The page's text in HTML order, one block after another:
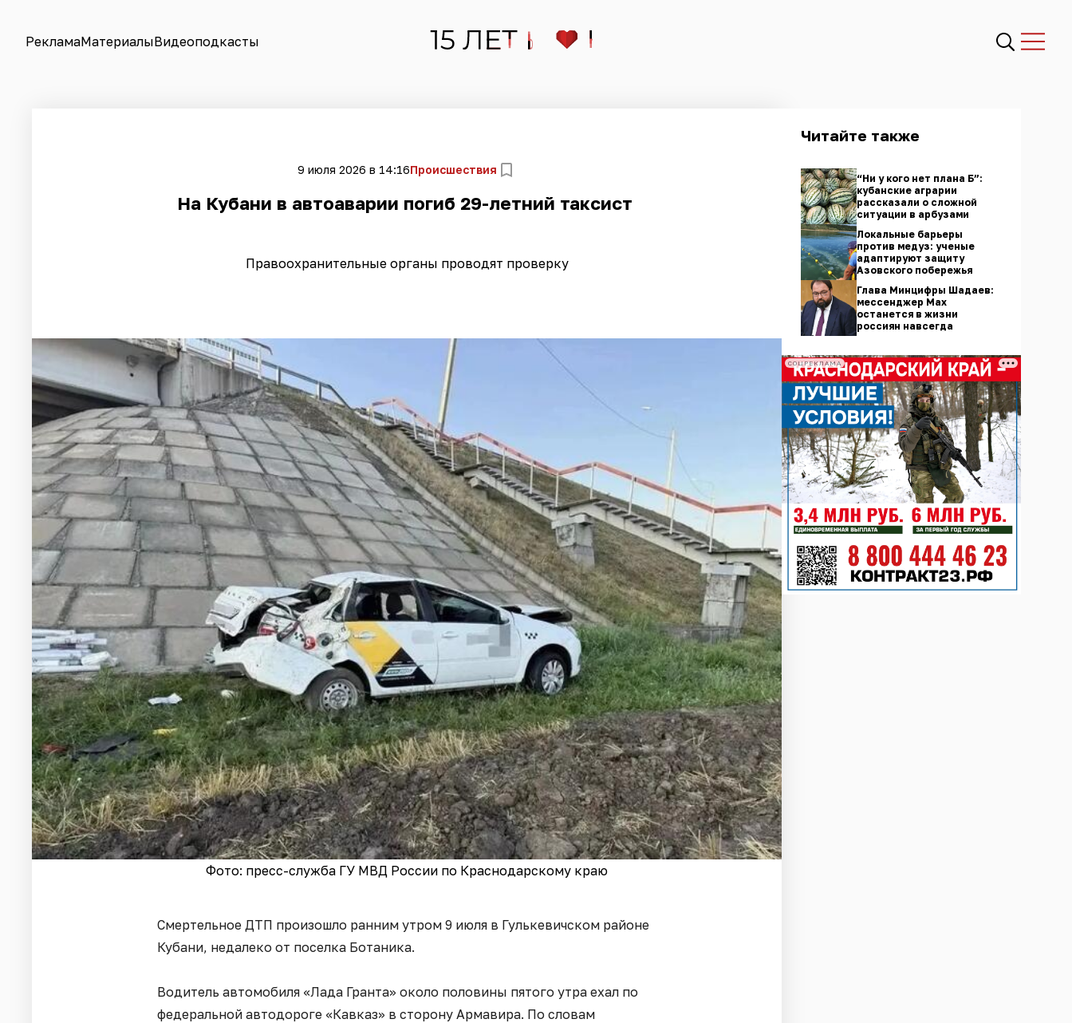
РекламаМатериалыВидеоподкасты
9 июля 2026 в 14:16Происшествия
На Кубани в автоаварии погиб 29-летний таксист
Правоохранительные органы проводят проверку
Фото: пресс-служба ГУ МВД России по Краснодарскому краю
Смертельное ДТП произошло ранним утром 9 июля в Гулькевичском районе
Кубани, недалеко от поселка Ботаника.
Водитель автомобиля «Лада Гранта» около половины пятого утра ехал по
федеральной автодороге «Кавказ» в сторону Армавира. По словам
Читайте также
“Ни у кого нет плана Б”:
кубанские аграрии
рассказали о сложной
ситуации в арбузами
Локальные барьеры
против медуз: ученые
адаптируют защиту
Азовского побережья
Глава Минцифры Шадаев:
мессенджер Max
останется в жизни
россиян навсегда
СОЦРЕКЛАМА